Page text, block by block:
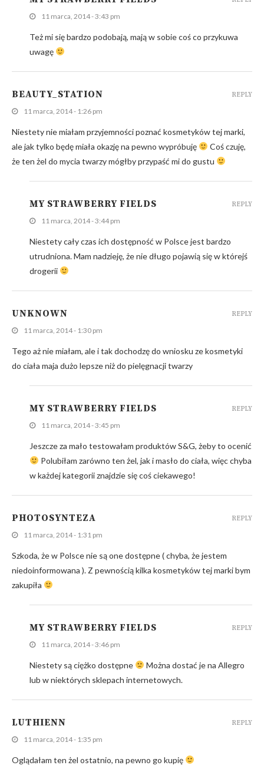
11 marca, 2014 - 3:43 pm
Też mi się bardzo podobają, mają w sobie coś co przykuwa
uwagę
BEAUTY_STATION
11 marca, 2014 - 1:26 pm
Niestety nie miałam przyjemności poznać kosmetyków tej marki,
ale jak tylko będę miała okazję na pewno wypróbuję
Coś czuję,
że ten żel do mycia twarzy mógłby przypaść mi do gustu
REPLY
MY STRAWBERRY FIELDS
11 marca, 2014 - 3:44 pm
Niestety cały czas ich dostępność w Polsce jest bardzo
utrudniona. Mam nadzieję, że nie długo pojawią się w którejś
drogerii
REPLY
UNKNOWN
11 marca, 2014 - 1:30 pm
Tego aż nie miałam, ale i tak dochodzę do wniosku ze kosmetyki
do ciała maja dużo lepsze niż do pielęgnacji twarzy
REPLY
MY STRAWBERRY FIELDS
11 marca, 2014 - 3:45 pm
Jeszcze za mało testowałam produktów S&G, żeby to ocenić
Polubiłam zarówno ten żel, jak i masło do ciała, więc chyba
w każdej kategorii znajdzie się coś ciekawego!
REPLY
PHOTOSYNTEZA
11 marca, 2014 - 1:31 pm
Szkoda, że w Polsce nie są one dostępne ( chyba, że jestem
niedoinformowana ). Z pewnością kilka kosmetyków tej marki bym
zakupiła
REPLY
MY STRAWBERRY FIELDS
11 marca, 2014 - 3:46 pm
Niestety są ciężko dostępne
Można dostać je na Allegro
lub w niektórych sklepach internetowych.
REPLY
LUTHIENN
11 marca, 2014 - 1:35 pm
Oglądałam ten żel ostatnio, na pewno go kupię
REPLY